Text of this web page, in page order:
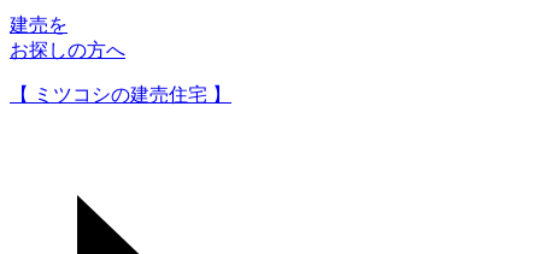
建売を
お探しの方へ
【 ミツコシの建売住宅 】